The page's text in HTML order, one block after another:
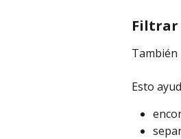
Filtrar
También
Esto